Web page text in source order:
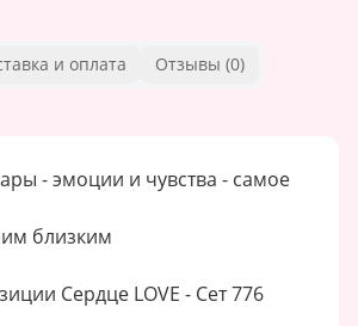
и оплата Отзывы (0)
- эмоции и чувства - самое
близким
Сердце LOVE - Сет 776